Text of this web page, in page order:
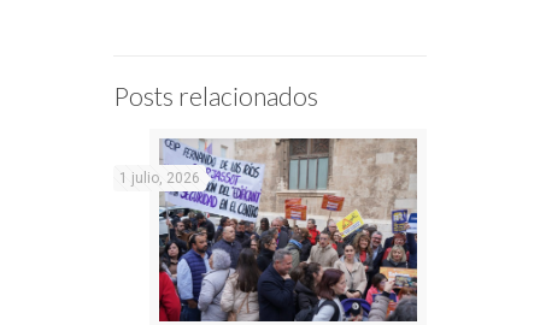
Posts relacionados
1 julio, 2026